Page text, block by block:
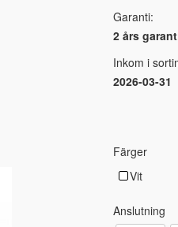
Garanti:
2 års
Inkom i
2026-03-31
Färger
Vit
Anslutning